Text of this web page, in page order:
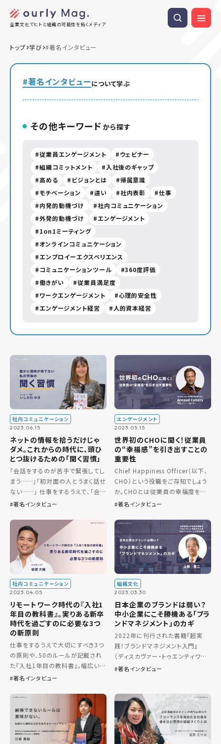
企業文化でヒトと組織の可能性を拓くメディア
トップ 学び #著名インタビュー
#著名インタビューについて学ぶ
その他キーワード から探す
従業員エンゲージメント
ウェビナー
組織コミットメント
入社後のギャップ
高める
ビジョンとは
帰属意識
モチベーション
違い 社内表彰
仕事
内発的動機づけ
社内コミュニケーション
外発的動機づけ
エンゲージメント
1on1ミーティング
オンラインコミュニケーション
エンプロイーエクスペリエンス
コミュニケーションツール
360度評価
働きがい
従業員満足度
ワークエンゲージメント
心理的安全性
エンゲージメント経営
人的資本経営
社内コミュニケーション
2023.06.15
ネットの情報を拾うだけじゃ
ダメ。これからの時代に、頭ひ
とつ抜けるための「聞く習慣」
「会話をするのが苦手で緊張してし
まう……」「初対面の人とうまく話せ
ない……」 仕事をするうえで、「会
話」「コミュニケーション」は切って
会話をするのが苦手、雑談が広が
らないと悩む人も多いので […]
著名インタビュー
エンゲージメント
2023.05.15
世界初のCHOに聞く！従業員
の“幸福感”を引き出すことの
重要性
Chief Happiness Officer（以下、
CHO）という役職をご存知でしょう
か。CHOとは従業員の幸福度を高
め、企業成長を促す存在です。 「従
る」という言葉がありますが、実際
にウ […]
著名インタビュー
社内コミュニケーション
2023.04.05
リモートワーク時代の『入社1
年目の教科書』。実りある新卒
時代を過ごすのに必要な3つ
の新原則
仕事をするうえで大切にすべき3つ
の原則や、50のルールが記載され
た『入社1年目の教科書』。幅広い世
代のビジネスパーソンに愛読され
す。そんな『入社1年目の教科書』に
ついて、ourly Mag. […]
著名インタビュー
組織文化
2023.03.30
日本企業のブランドは弱い？
中小企業にこそ勝機ある「ブラ
ンドマネジメント」のカギ
2022年に刊行された書籍『超実
践！ブランドマネジメント入門』
（ディスカヴァー・トゥエンティワン）
は、企業のブランディングを単なる
自社の宝を見いだし、経営に […]
著名インタビュー